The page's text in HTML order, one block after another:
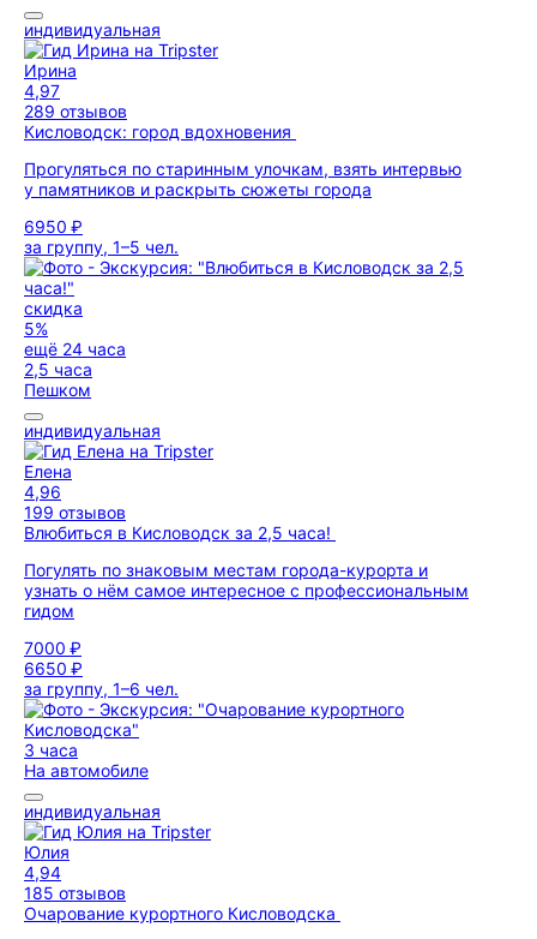
индивидуальная
Ирина
4,97
289 отзывов
Кисловодск: город вдохновения
Прогуляться по старинным улочкам, взять интервью
у памятников и раскрыть сюжеты города
6950 ₽
за группу, 1–5 чел.
скидка
5%
ещё 24 часа
2,5 часа
Пешком
индивидуальная
Елена
4,96
199 отзывов
Влюбиться в Кисловодск за 2,5 часа!
Погулять по знаковым местам города-курорта и
узнать о нём самое интересное с профессиональным
гидом
7000 ₽
6650 ₽
за группу, 1–6 чел.
3 часа
На автомобиле
индивидуальная
Юлия
4,94
185 отзывов
Очарование курортного Кисловодска